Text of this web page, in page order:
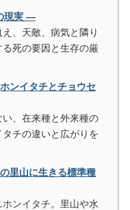
現実 ―
、天敵、病気と隣り
死の要因と生存の厳
ンイタチとチョウセ
、在来種と外来種の
チの違いと広がりを
里山に生きる標準種
ンイタチ。里山や水